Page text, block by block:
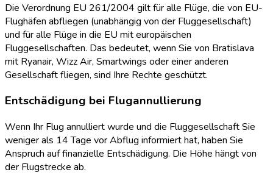
Die Verordnung EU 261/2004 gilt für alle Flüge, die von EU-
Flughäfen abfliegen (unabhängig von der Fluggesellschaft)
und für alle Flüge in die EU mit europäischen
Fluggesellschaften. Das bedeutet, wenn Sie von Bratislava
mit Ryanair, Wizz Air, Smartwings oder einer anderen
Gesellschaft fliegen, sind Ihre Rechte geschützt.
Entschädigung bei Flugannullierung
Wenn Ihr Flug annulliert wurde und die Fluggesellschaft Sie
weniger als 14 Tage vor Abflug informiert hat, haben Sie
Anspruch auf finanzielle Entschädigung. Die Höhe hängt von
der Flugstrecke ab.